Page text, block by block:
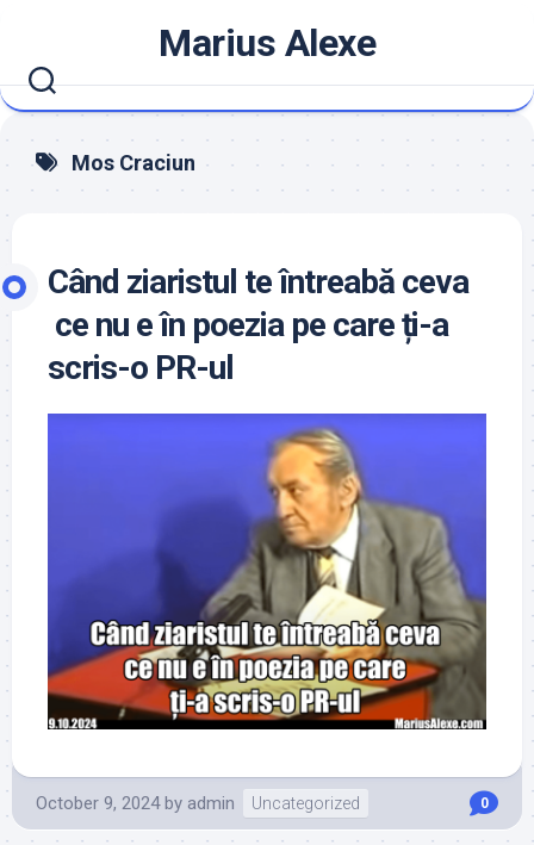
content
Marius Alexe
Mos Craciun
Când ziaristul te întreabă ceva
ce nu e în poezia pe care ți-a
scris-o PR-ul
October 9, 2024 by admin Uncategorized 0